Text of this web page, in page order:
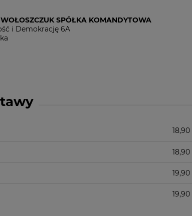
SPÓŁKA KOMANDYTOWA
i Demokrację 6A
18,90
18,90
19,90
19,90